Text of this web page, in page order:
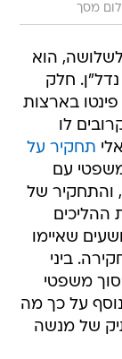
מסך
לשלושה, הוא
חלק
בארצות
לו
תחקיר על
עם
והתחקיר של
ההליכים
שאיימו
ביני
משפטי
על כך מה
של מנשה